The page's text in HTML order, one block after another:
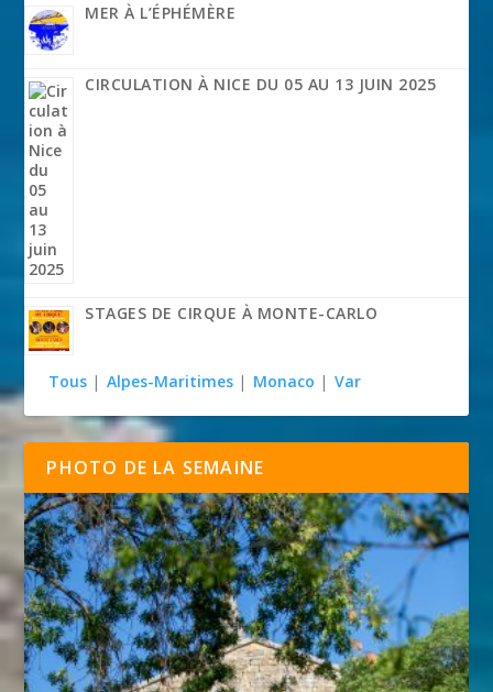
MER À L’ÉPHÉMÈRE
CIRCULATION À NICE DU 05 AU 13 JUIN 2025
STAGES DE CIRQUE À MONTE-CARLO
Tous | Alpes-Maritimes | Monaco | Var
PHOTO DE LA SEMAINE